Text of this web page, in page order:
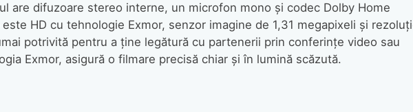
are difuzoare stereo interne, un microfon mono şi codec Dolby Home
HD cu tehnologie Exmor, senzor imagine de 1,31 megapixeli şi
potrivită pentru a ţine legătură cu partenerii prin conferinţe video sau
Exmor, asigură o filmare precisă chiar şi în lumină scăzută.